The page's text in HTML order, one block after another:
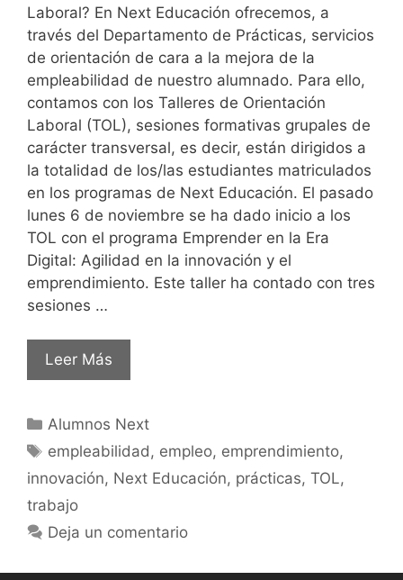
Laboral? En Next Educación ofrecemos, a
través del Departamento de Prácticas, servicios
de orientación de cara a la mejora de la
empleabilidad de nuestro alumnado. Para ello,
contamos con los Talleres de Orientación
Laboral (TOL), sesiones formativas grupales de
carácter transversal, es decir, están dirigidos a
la totalidad de los/las estudiantes matriculados
en los programas de Next Educación. El pasado
lunes 6 de noviembre se ha dado inicio a los
TOL con el programa Emprender en la Era
Digital: Agilidad en la innovación y el
emprendimiento. Este taller ha contado con tres
sesiones …
Leer Más
Alumnos Next
empleabilidad, empleo, emprendimiento,
innovación, Next Educación, prácticas, TOL,
trabajo
Deja un comentario